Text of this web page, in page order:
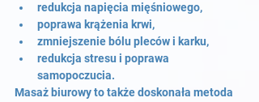
redukcja napięcia mięśniowego,
poprawa krążenia krwi,
zmniejszenie bólu pleców i karku,
redukcja stresu i poprawa
samopoczucia.
Masaż biurowy to także doskonała metoda